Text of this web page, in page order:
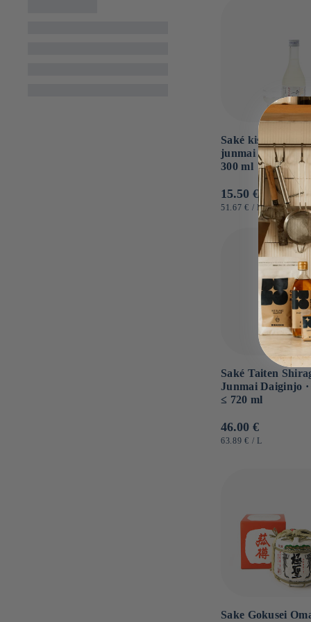
Saké kiseki no
junmai ginjo ≤
300 ml
Normaler
Preis
15.50 €
GRUNDPREIS
51.67 € / PRO
L
Saké Taiten
Junmai Daiginjo
≤ 720 ml
Normaler
Preis
46.00 €
GRUNDPREIS
63.89 € / PRO
L
Sake Gokusei